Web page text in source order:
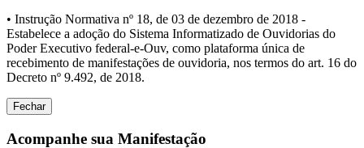
• Instrução Normativa nº 18, de 03 de dezembro de 2018 -
Estabelece a adoção do Sistema Informatizado de Ouvidorias do
Poder Executivo federal-e-Ouv, como plataforma única de
recebimento de manifestações de ouvidoria, nos termos do art. 16 do
Decreto nº 9.492, de 2018.
Fechar
Acompanhe sua Manifestação